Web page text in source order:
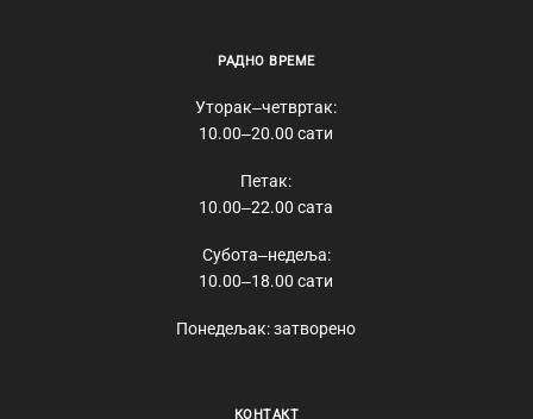
РАДНО ВРЕМЕ
Уторак‒четвртак:
10.00‒20.00 сати
Петак:
10.00‒22.00 сата
Субота‒недеља:
10.00‒18.00 сати
Понедељак: затворено
КОНТАКТ